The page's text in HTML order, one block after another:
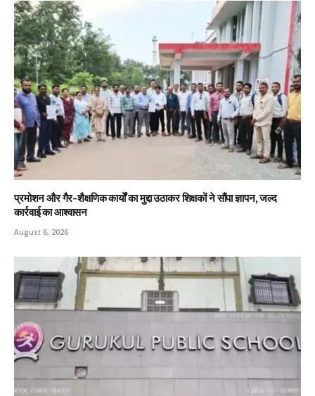
प्रमोशन और गैर-शैक्षणिक कार्यों का मुद्दा उठाकर शिक्षकों ने सौंपा ज्ञापन, जल्द
कार्रवाई का आश्वासन
August 6, 2026